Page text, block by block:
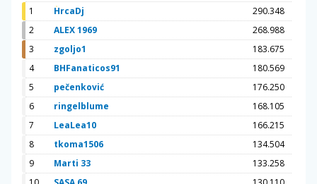
1 HrcaDj
290.348
2
ALEX 1969
268.988
3
zgoljo1
183.675
4
BHFanaticos91
180.569
5
pečenković
176.250
6
ringelblume
168.105
7
LeaLea10
166.215
8
tkoma1506
134.504
9
Marti 33
133.258